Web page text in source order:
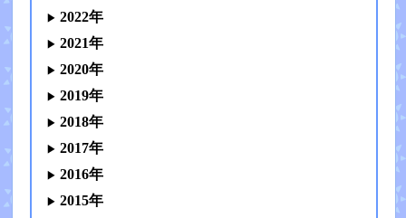
2022年
2021年
2020年
2019年
2018年
2017年
2016年
2015年